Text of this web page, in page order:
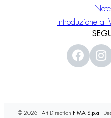
Introduzione
© 2026 - Art Direction FIMA S.p.a -